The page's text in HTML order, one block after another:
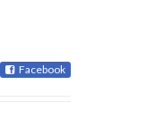
Facebook